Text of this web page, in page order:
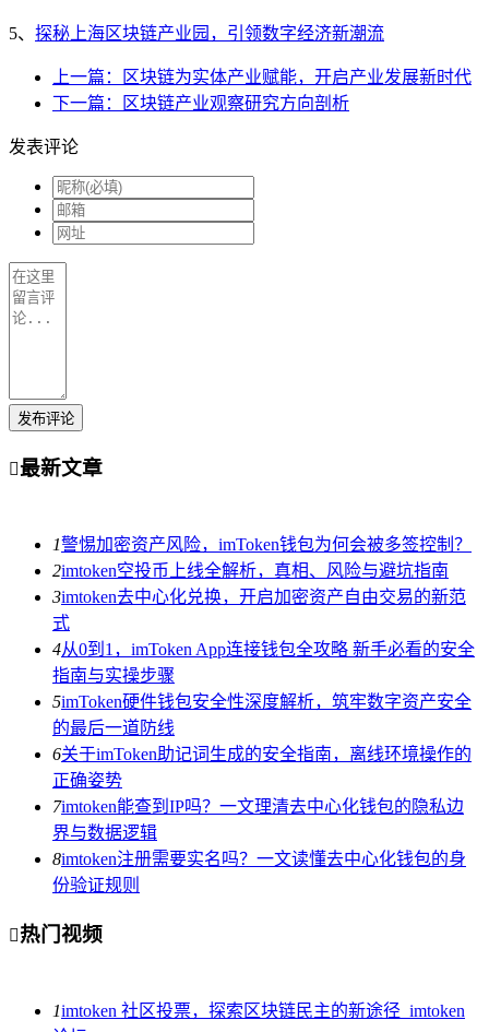
5、 探秘上海区块链产业园，引领数字经济新潮流
上一篇：区块链为实体产业赋能，开启产业发展新时代
下一篇：区块链产业观察研究方向剖析
发表评论
发布评论
最新文章
1警惕加密资产风险，imToken钱包为何会被多签控制？
2imtoken空投币上线全解析，真相、风险与避坑指南
3imtoken去中心化兑换，开启加密资产自由交易的新范
式
4从0到1，imToken App连接钱包全攻略 新手必看的安全
指南与实操步骤
5imToken硬件钱包安全性深度解析，筑牢数字资产安全
的最后一道防线
6关于imToken助记词生成的安全指南，离线环境操作的
正确姿势
7imtoken能查到IP吗？一文理清去中心化钱包的隐私边
界与数据逻辑
8imtoken注册需要实名吗？一文读懂去中心化钱包的身
份验证规则
热门视频
1imtoken 社区投票，探索区块链民主的新途径_imtoken